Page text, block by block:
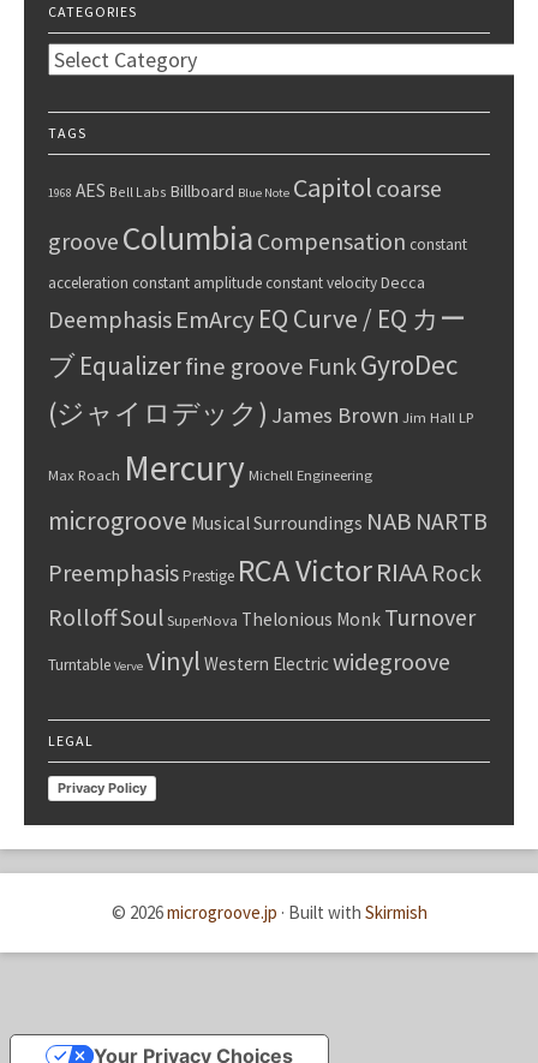
CATEGORIES
Categories
TAGS
1968 AES Bell Labs Billboard Blue Note Capitol coarse
groove Columbia Compensation constant
acceleration constant amplitude constant velocityDecca
Deemphasis EmArcyEQ Curve / EQ カー
ブEqualizerfine groove FunkGyroDec
(ジャイロデック) James Brown Jim Hall LP
Max Roach Mercury Michell Engineering
microgroove Musical Surroundings NAB NARTB
PreemphasisPrestige RCA VictorRIAA Rock
RolloffSoul SuperNova Thelonious Monk Turnover
Turntable Verve Vinyl Western Electricwidegroove
LEGAL
Privacy Policy
© 2026microgroove.jp · Built with Skirmish
Your Privacy Choices